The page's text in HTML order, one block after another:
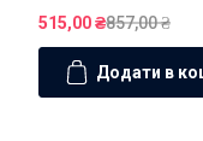
515,00₴857,00₴
Додати в